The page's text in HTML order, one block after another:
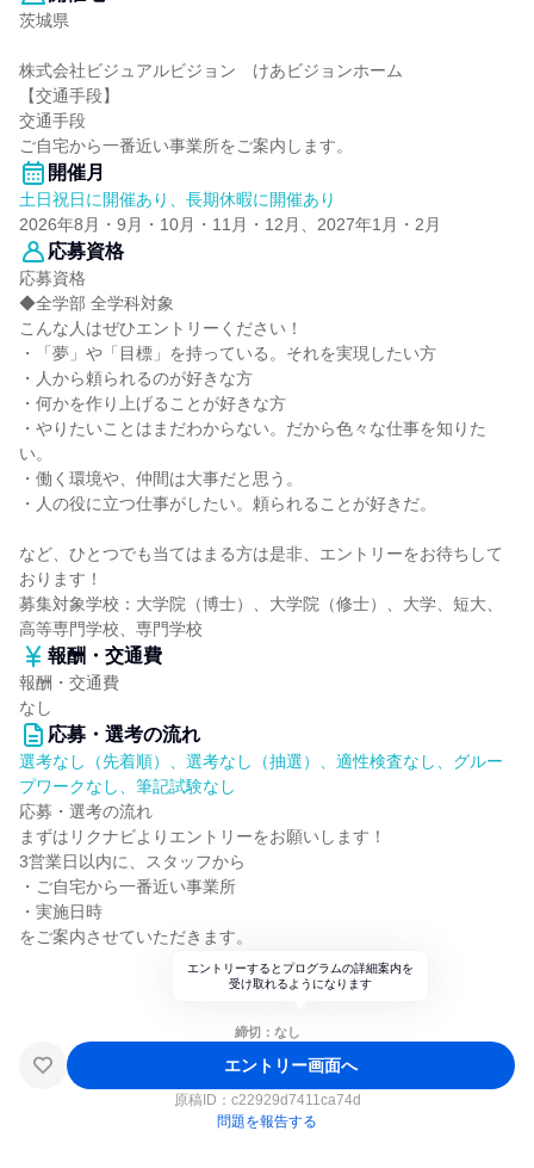
茨城県
株式会社ビジュアルビジョン けあビジョンホーム
【交通手段】
交通手段
ご自宅から一番近い事業所をご案内します。
開催月
土日祝日に開催あり、長期休暇に開催あり
2026年8月・9月・10月・11月・12月、2027年1月・2月
応募資格
応募資格
◆全学部 全学科対象
こんな人はぜひエントリーください！
・「夢」や「目標」を持っている。それを実現したい方
・人から頼られるのが好きな方
・何かを作り上げることが好きな方
・やりたいことはまだわからない。だから色々な仕事を知りた
い。
・働く環境や、仲間は大事だと思う。
・人の役に立つ仕事がしたい。頼られることが好きだ。
など、ひとつでも当てはまる方は是非、エントリーをお待ちして
おります！
募集対象学校：大学院（博士）、大学院（修士）、大学、短大、
高等専門学校、専門学校
報酬・交通費
報酬・交通費
なし
応募・選考の流れ
選考なし（先着順）、選考なし（抽選）、適性検査なし、グルー
プワークなし、筆記試験なし
応募・選考の流れ
まずはリクナビよりエントリーをお願いします！
3営業日以内に、スタッフから
・ご自宅から一番近い事業所
・実施日時
をご案内させていただきます。
エントリーするとプログラムの詳細案内を
受け取れるようになります
締切：なし
エントリー画面へ
原稿ID： c22929d7411ca74d
問題を報告する